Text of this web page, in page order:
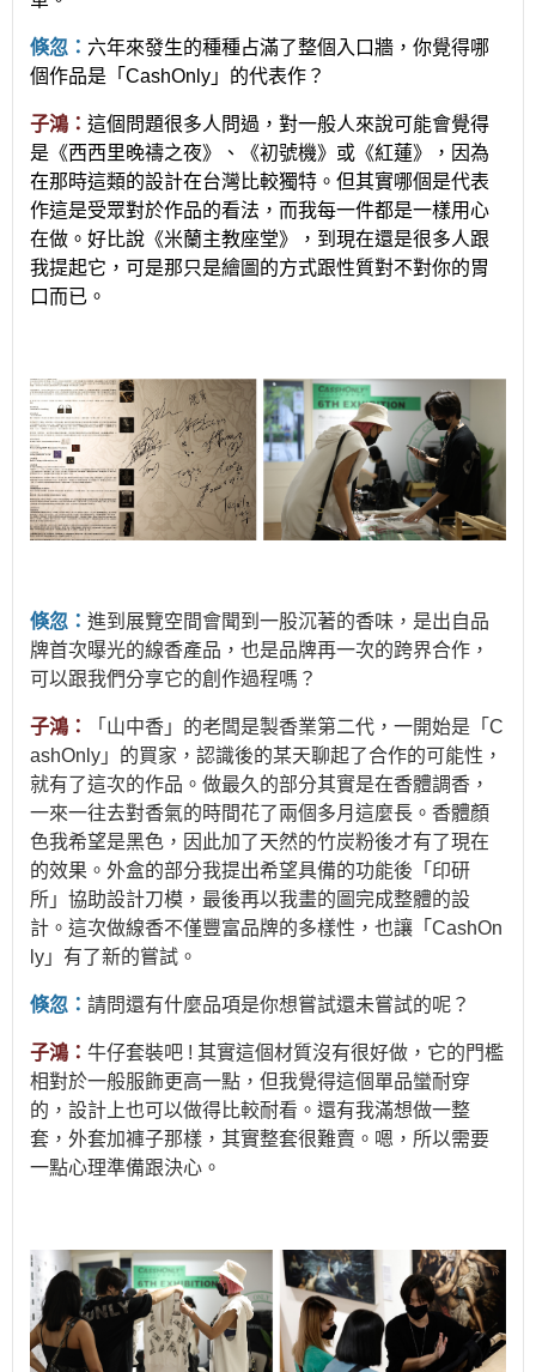
倏忽： 六年來發生的種種占滿了整個入口牆，你覺得哪
個作品是「CashOnly」的代表作？
子鴻： 這個問題很多人問過，對一般人來說可能會覺得
是《西西里晚禱之夜》、《初號機》或《紅蓮》，因為
在那時這類的設計在台灣比較獨特。但其實哪個是代表
作這是受眾對於作品的看法，而我每一件都是一樣用心
在做。好比說《米蘭主教座堂》，到現在還是很多人跟
我提起它，可是那只是繪圖的方式跟性質對不對你的胃
口而已。
倏忽： 進到展覽空間會聞到一股沉著的香味，是出自品
牌首次曝光的線香產品，也是品牌再一次的跨界合作，
可以跟我們分享它的創作過程嗎？
子鴻：
「山中香」的老闆是製香業第二代，一開始是「C
ashOnly」的買家，認識後的某天聊起了合作的可能性，
就有了這次的作品。做最久的部分其實是在香體調香，
一來一往去對香氣的時間花了兩個多月這麼長。香體顏
色我希望是黑色，因此加了天然的竹炭粉後才有了現在
的效果。外盒的部分我提出希望具備的功能後「印研
所」協助設計刀模，最後再以我畫的圖完成整體的設
計。這次做線香不僅豐富品牌的多樣性，也讓「CashOn
ly」有了新的嘗試。
倏忽： 請問還有什麼品項是你想嘗試還未嘗試的呢？
子鴻： 牛仔套裝吧 ! 其實這個材質沒有很好做，它的門檻
相對於一般服飾更高一點，但我覺得這個單品蠻耐穿
的，設計上也可以做得比較耐看。還有我滿想做一整
套，外套加褲子那樣，其實整套很難賣。嗯，所以需要
一點心理準備跟決心。